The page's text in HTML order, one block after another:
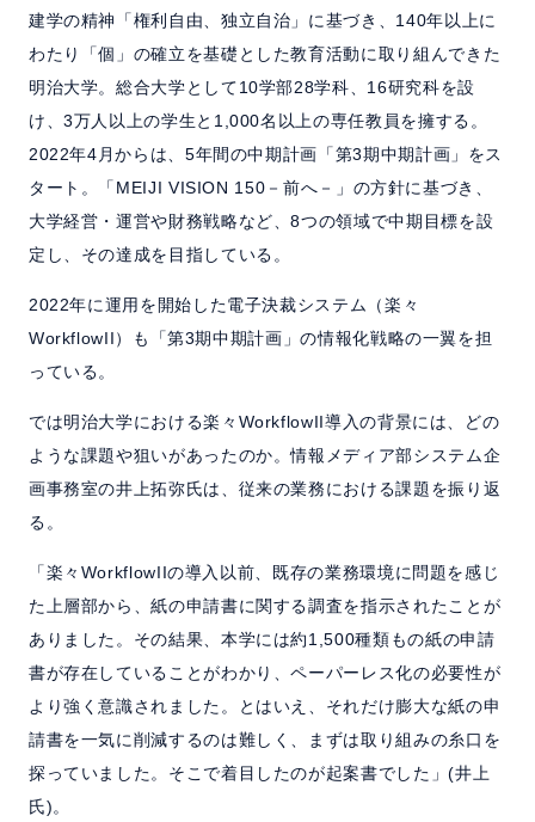
建学の精神「権利自由、独立自治」に基づき、140年以上に
わたり「個」の確立を基礎とした教育活動に取り組んできた
明治大学。総合大学として10学部28学科、16研究科を設
け、3万人以上の学生と1,000名以上の専任教員を擁する。
2022年4月からは、5年間の中期計画「第3期中期計画」をス
タート。「MEIJI VISION 150－前へ－」の方針に基づき、
大学経営・運営や財務戦略など、8つの領域で中期目標を設
定し、その達成を目指している。
2022年に運用を開始した電子決裁システム（楽々
WorkflowII）も「第3期中期計画」の情報化戦略の一翼を担
っている。
では明治大学における楽々WorkflowII導入の背景には、どの
ような課題や狙いがあったのか。情報メディア部システム企
画事務室の井上拓弥氏は、従来の業務における課題を振り返
る。
「楽々WorkflowIIの導入以前、既存の業務環境に問題を感じ
た上層部から、紙の申請書に関する調査を指示されたことが
ありました。その結果、本学には約1,500種類もの紙の申請
書が存在していることがわかり、ペーパーレス化の必要性が
より強く意識されました。とはいえ、それだけ膨大な紙の申
請書を一気に削減するのは難しく、まずは取り組みの糸口を
探っていました。そこで着目したのが起案書でした」(井上
氏)。